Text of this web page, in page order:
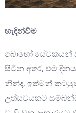
හැඳින්වීම
බොහෝ සේවකයන්
සිටින අතර, එම දිනය
නින්ද, ඉක්මන්
උත්සවයකට